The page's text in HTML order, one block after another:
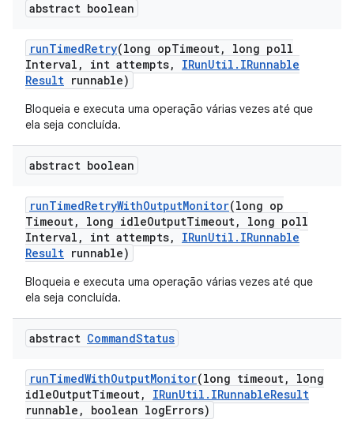
abstract boolean
runTimedRetry(long opTimeout,
long poll
Interval , int attempts, IRunUtil . IRunnable
Result runnable)
Bloqueia e executa uma operação várias vezes até que
ela seja concluída.
abstract boolean
runTimedRetryWithOutputMonitor(long op
Timeout, long idleOutputTimeout,
long poll
Interval , int attempts, IRunUtil . IRunnable
Result runnable)
Bloqueia e executa uma operação várias vezes até que
ela seja concluída.
abstract CommandStatus
runTimedWithOutputMonitor(long timeout,
long
idleOutputTimeout, IRunUtil . IRunnableResult
runnable , boolean logErrors)